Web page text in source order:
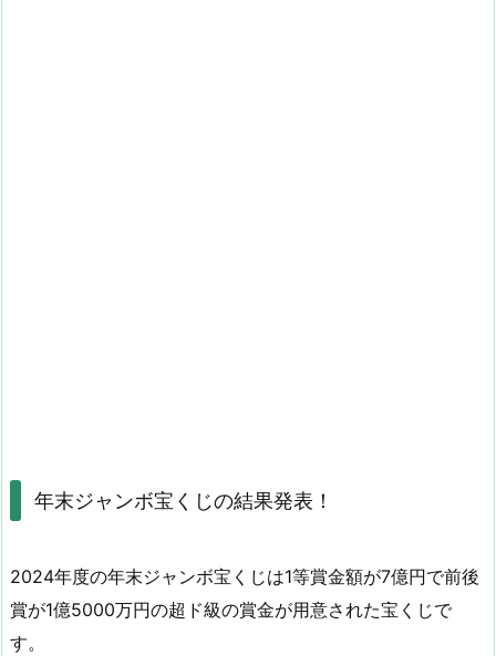
年末ジャンボ宝くじの結果発表！
2024年度の年末ジャンボ宝くじは1等賞金額が7億円で前後
賞が1億5000万円の超ド級の賞金が用意された宝くじで
す。